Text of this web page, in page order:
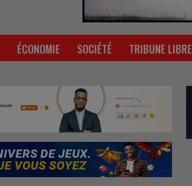
ÉCONOMIE SOCIÉTÉ TRIBUNE LIBRE